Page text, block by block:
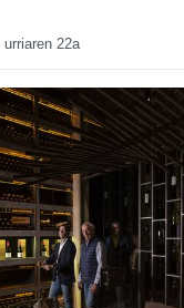
urriaren 22a